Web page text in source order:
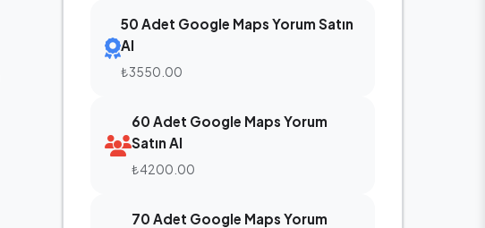
50 Adet Google Maps Yorum Satın
Al
₺3550.00
60 Adet Google Maps Yorum
Satın Al
₺4200.00
70 Adet Google Maps Yorum